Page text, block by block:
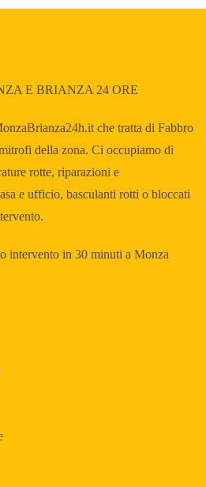
E BRIANZA 24 ORE
che tratta di Fabbro
della zona. Ci occupiamo di
rotte, riparazioni e
e ufficio, basculanti rotti o bloccati
intervento in 30 minuti a Monza